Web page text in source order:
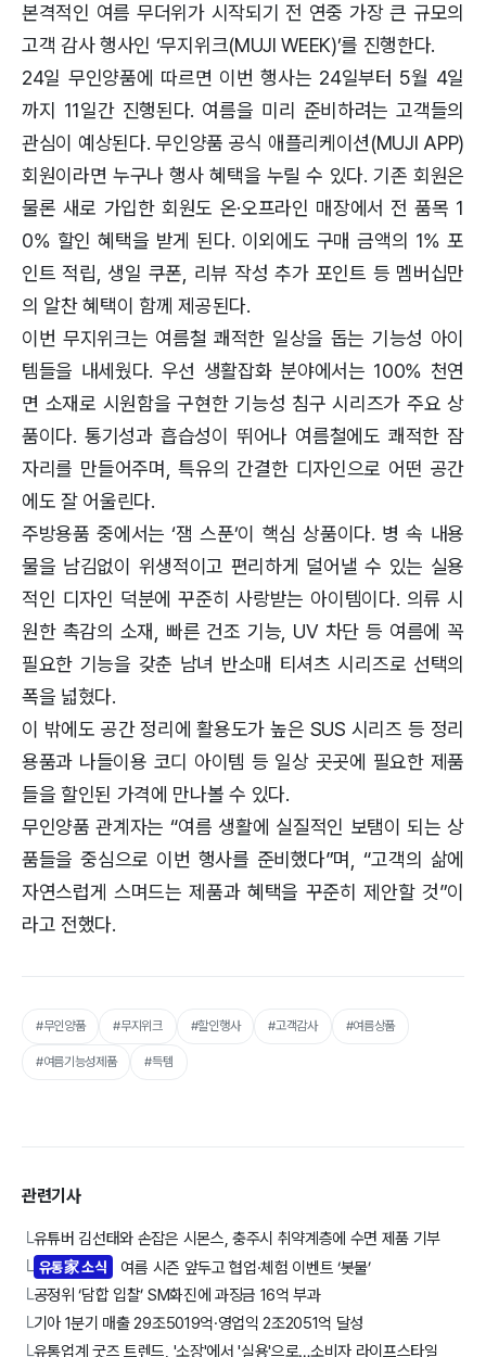
본격적인 여름 무더위가 시작되기 전 연중 가장 큰 규모의
고객 감사 행사인 ‘무지위크(MUJI WEEK)’를 진행한다.
24일 무인양품에 따르면 이번 행사는 24일부터 5월 4일
까지 11일간 진행된다. 여름을 미리 준비하려는 고객들의
관심이 예상된다. 무인양품 공식 애플리케이션(MUJI APP)
회원이라면 누구나 행사 혜택을 누릴 수 있다. 기존 회원은
물론 새로 가입한 회원도 온·오프라인 매장에서 전 품목 1
0% 할인 혜택을 받게 된다. 이외에도 구매 금액의 1% 포
인트 적립, 생일 쿠폰, 리뷰 작성 추가 포인트 등 멤버십만
의 알찬 혜택이 함께 제공된다.
이번 무지위크는 여름철 쾌적한 일상을 돕는 기능성 아이
템들을 내세웠다. 우선 생활잡화 분야에서는 100% 천연
면 소재로 시원함을 구현한 기능성 침구 시리즈가 주요 상
품이다. 통기성과 흡습성이 뛰어나 여름철에도 쾌적한 잠
자리를 만들어주며, 특유의 간결한 디자인으로 어떤 공간
에도 잘 어울린다.
주방용품 중에서는 ‘잼 스푼’이 핵심 상품이다. 병 속 내용
물을 남김없이 위생적이고 편리하게 덜어낼 수 있는 실용
적인 디자인 덕분에 꾸준히 사랑받는 아이템이다. 의류 시
원한 촉감의 소재, 빠른 건조 기능, UV 차단 등 여름에 꼭
필요한 기능을 갖춘 남녀 반소매 티셔츠 시리즈로 선택의
폭을 넓혔다.
이 밖에도 공간 정리에 활용도가 높은 SUS 시리즈 등 정리
용품과 나들이용 코디 아이템 등 일상 곳곳에 필요한 제품
들을 할인된 가격에 만나볼 수 있다.
무인양품 관계자는 “여름 생활에 실질적인 보탬이 되는 상
품들을 중심으로 이번 행사를 준비했다”며, “고객의 삶에
자연스럽게 스며드는 제품과 혜택을 꾸준히 제안할 것”이
라고 전했다.
#무인양품 #무지위크 #할인행사 #고객감사 #여름상품
#여름기능성제품 #득템
관련기사
└유튜버 김선태와 손잡은 시몬스, 충주시 취약계층에 수면 제품 기부
└ 유통家 소식 여름 시즌 앞두고 협업·체험 이벤트 ‘봇물’
└공정위 ‘담합 입찰’ SM화진에 과징금 16억 부과
└기아 1분기 매출 29조5019억·영업익 2조2051억 달성
유통업계 굿즈 트렌드, '소장'에서 '실용'으로…소비자 라이프스타일